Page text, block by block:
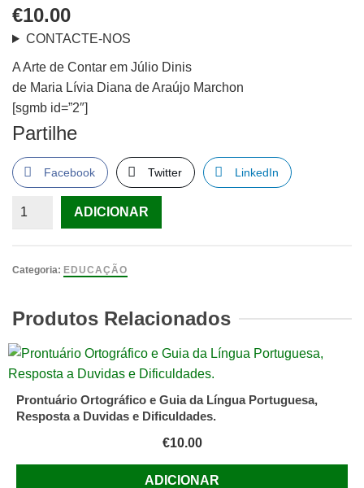
€10.00
CONTACTE-NOS
A Arte de Contar em Júlio Dinis
de Maria Lívia Diana de Araújo Marchon
[sgmb id=”2″]
Partilhe
Facebook Twitter LinkedIn
Quantidade
Arte
em
Júlio
Dinis
Maria
ADICIONAR
Categoria: EDUCAÇÃO
Produtos Relacionados
Prontuário Ortográfico e Guia da Língua Portuguesa,
Resposta a Duvidas e Dificuldades.
€10.00
ADICIONAR